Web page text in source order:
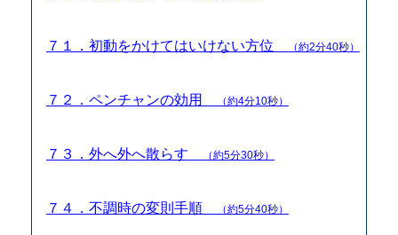
７１．初動をかけてはいけない方位 （約2分40秒）
７２．ペンチャンの効用 （約4分10秒）
７３．外へ外へ散らす （約5分30秒）
７４．不調時の変則手順 （約5分40秒）